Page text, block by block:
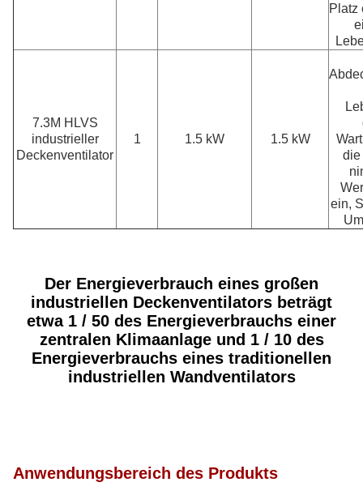
Platz
7.3M HLVS
industrieller
Deckenventilator
1 1.5 kW 1.5 kW
die
ein,
Der Energieverbrauch eines großen
industriellen Deckenventilators beträgt
etwa 1 / 50 des Energieverbrauchs einer
zentralen Klimaanlage und 1 / 10 des
Energieverbrauchs eines traditionellen
industriellen Wandventilators
Anwendungsbereich des Produkts